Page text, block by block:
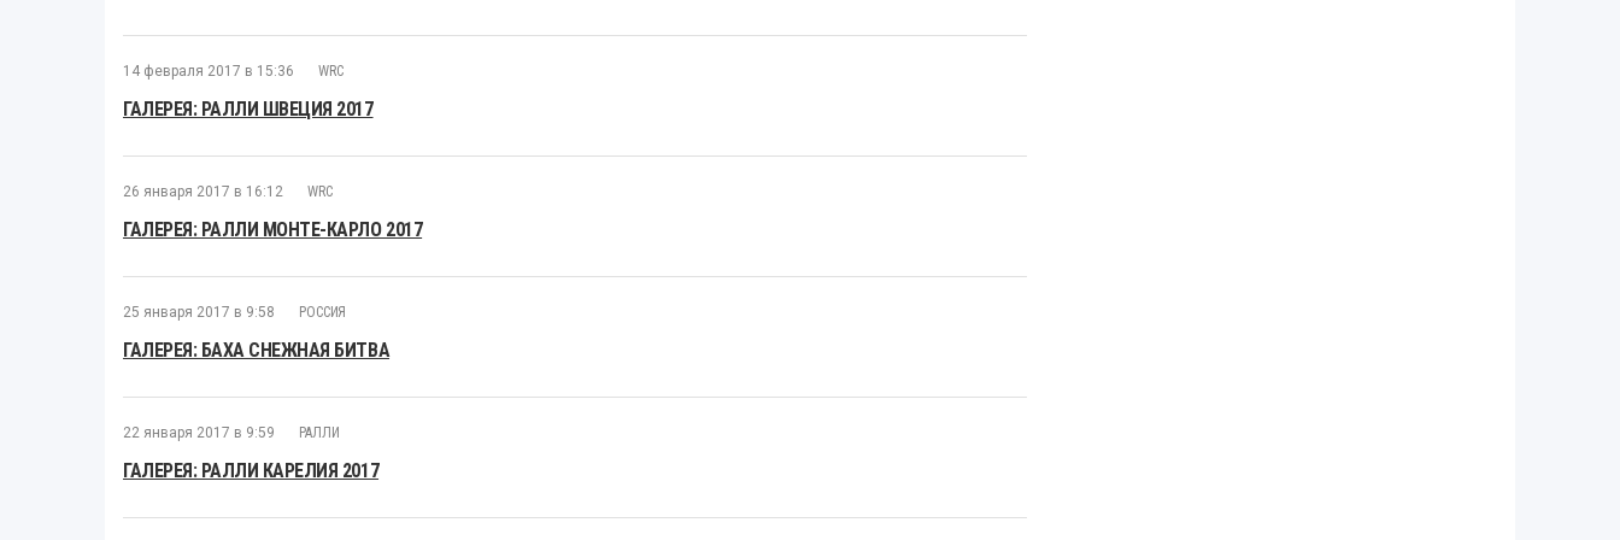
14 февраля 2017 в 15:36 WRC
ГАЛЕРЕЯ: РАЛЛИ ШВЕЦИЯ 2017
26 января 2017 в 16:12 WRC
ГАЛЕРЕЯ: РАЛЛИ МОНТЕ-КАРЛО 2017
25 января 2017 в 9:58 РОССИЯ
ГАЛЕРЕЯ: БАХА СНЕЖНАЯ БИТВА
22 января 2017 в 9:59 РАЛЛИ
ГАЛЕРЕЯ: РАЛЛИ КАРЕЛИЯ 2017